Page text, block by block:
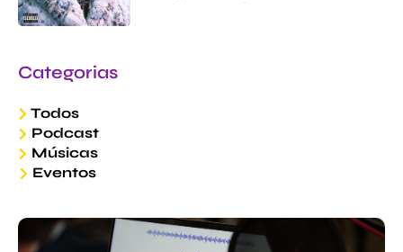
Categorias
Todos
Podcast
Músicas
Eventos